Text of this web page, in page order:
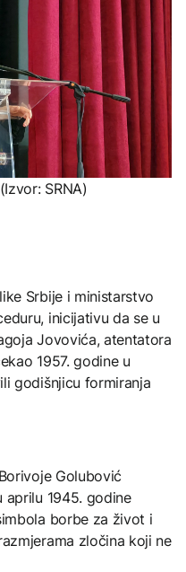
SRNA)
Srbije i ministarstvo
inicijativu da se u
Jovovića, atentatora
1957. godine u
godišnjicu formiranja
Golubović
1945. godine
borbe za život i
zločina koji ne